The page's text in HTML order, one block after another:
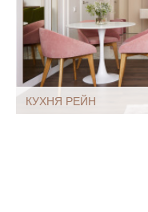
КУХНЯ РЕЙН